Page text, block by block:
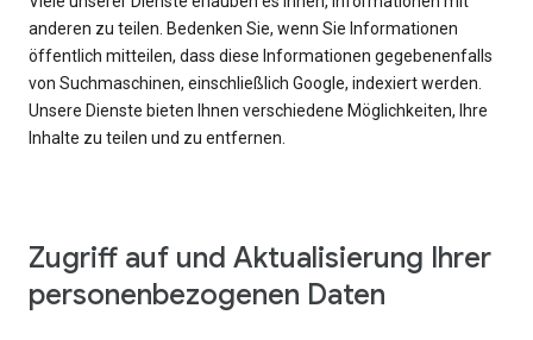
anderen zu teilen. Bedenken Sie, wenn Sie Informationen
öffentlich mitteilen, dass diese Informationen gegebenenfalls
von Suchmaschinen, einschließlich Google, indexiert werden.
Unsere Dienste bieten Ihnen verschiedene Möglichkeiten, Ihre
Inhalte zu teilen und zu entfernen.
Zugriff auf und Aktualisierung Ihrer
personenbezogenen Daten